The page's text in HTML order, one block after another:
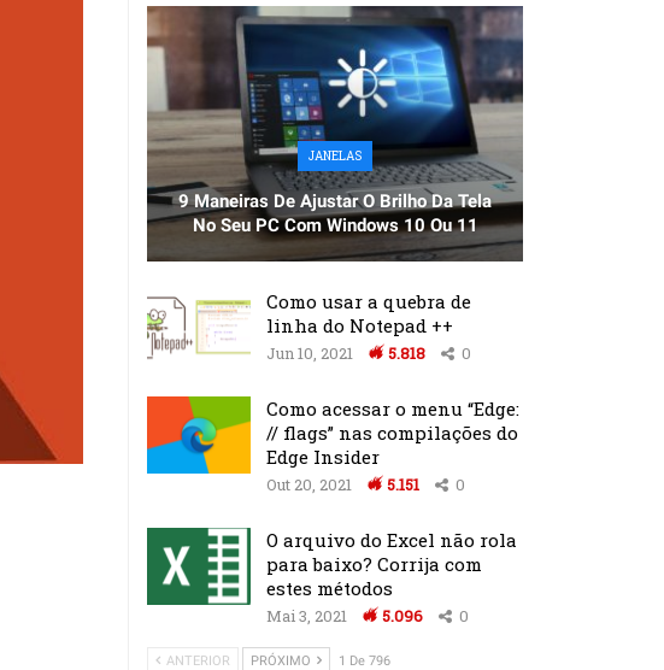
JANELAS
9 Maneiras De Ajustar O Brilho Da Tela
No Seu PC Com Windows 10 Ou 11
Como usar a quebra de
linha do Notepad ++
Jun 10, 2021 5.818 0
Como acessar o menu “Edge:
// flags” nas compilações do
Edge Insider
Out 20, 2021 5.151 0
O arquivo do Excel não rola
para baixo? Corrija com
estes métodos
Mai 3, 2021 5.096 0
ANTERIOR PRÓXIMO 1 De 796